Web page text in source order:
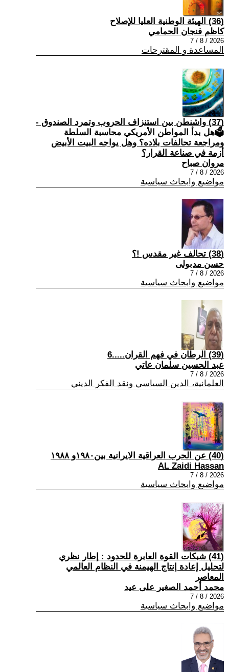
(36) الهيئة الوطنية العليا للإصلاح
كاظم فنجان الحمامي
2026 / 8 / 7
المساعدة و المقترحات
(37) واشنطن بين استنزاف الحروب وتمرد الصندوق -
🗳هل بدأ المواطن الأمريكي محاسبة السلطة
ومراجعة تحالفات بلاده؟ وهل يواجه البيت الأبيض
أزمة في صناعة القرار؟
مروان صباح
2026 / 8 / 7
مواضيع وابحاث سياسية
(38) تحالف غير مقدس !؟
حسن مدبولى
2026 / 8 / 7
مواضيع وابحاث سياسية
(39) الرطان في فهم القران.....6
عبد الحسين سلمان عاتي
2026 / 8 / 7
العلمانية، الدين السياسي ونقد الفكر الديني
(40) عن الحرب العراقية الايرانية بين١٩٨٠و ١٩٨٨
AL Zaidi Hassan
2026 / 8 / 7
مواضيع وابحاث سياسية
(41) شبكات القوة العابرة للحدود : إطار نظري
لتحليل إعادة إنتاج الهيمنة في النظام العالمي
المعاصر
محمد أحمد الصغير على عيد
2026 / 8 / 7
مواضيع وابحاث سياسية